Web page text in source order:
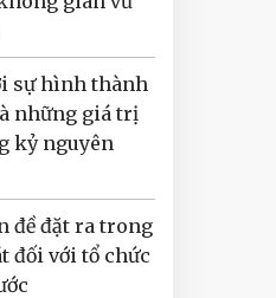
sự hình thành
những giá trị
kỷ nguyên
đề đặt ra trong
đối với tổ chức